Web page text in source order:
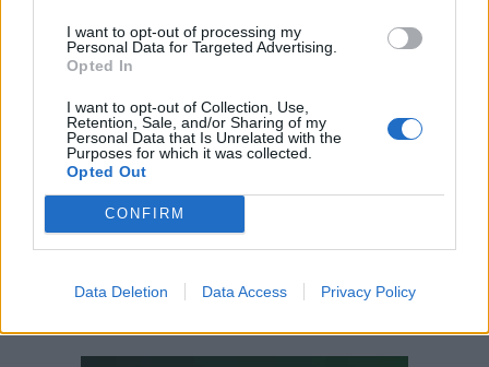
I want to opt-out of processing my
Personal Data for Targeted Advertising.
Opted In
I want to opt-out of Collection, Use,
Retention, Sale, and/or Sharing of my
Personal Data that Is Unrelated with the
Purposes for which it was collected.
Opted Out
CONFIRM
Data Deletion Data Access Privacy Policy